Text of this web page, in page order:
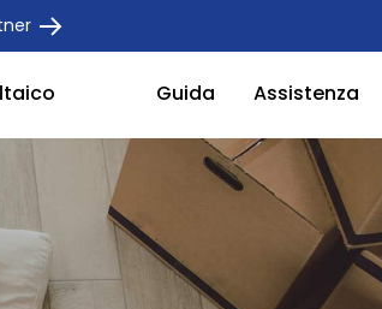
Guida Assistenza